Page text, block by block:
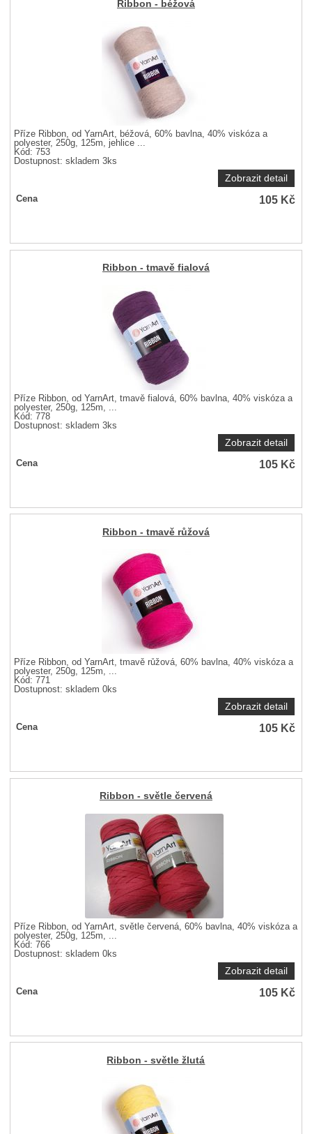
Ribbon - béžová
Příze Ribbon, od YarnArt, béžová, 60% bavlna, 40% viskóza a
polyester, 250g, 125m, jehlice ...
Kód: 753
Dostupnost:skladem 3ks
Zobrazit detail
Cena 105 Kč
Ribbon - tmavě fialová
Příze Ribbon, od YarnArt, tmavě fialová, 60% bavlna, 40% viskóza a
polyester, 250g, 125m, ...
Kód: 778
Dostupnost:skladem 3ks
Zobrazit detail
Cena 105 Kč
Ribbon - tmavě růžová
Příze Ribbon, od YarnArt, tmavě růžová, 60% bavlna, 40% viskóza a
polyester, 250g, 125m, ...
Kód: 771
Dostupnost:skladem 0ks
Zobrazit detail
Cena 105 Kč
Ribbon - světle červená
Příze Ribbon, od YarnArt, světle červená, 60% bavlna, 40% viskóza a
polyester, 250g, 125m, ...
Kód: 766
Dostupnost:skladem 0ks
Zobrazit detail
Cena 105 Kč
Ribbon - světle žlutá